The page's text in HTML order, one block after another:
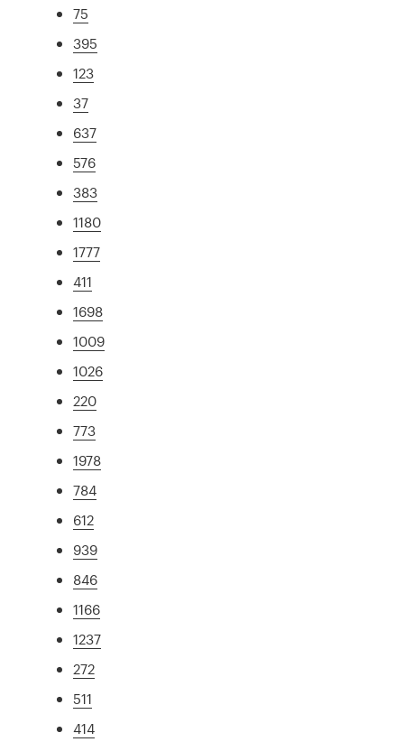
75
395
123
37
637
576
383
1180
1777
411
1698
1009
1026
220
773
1978
784
612
939
846
1166
1237
272
511
414